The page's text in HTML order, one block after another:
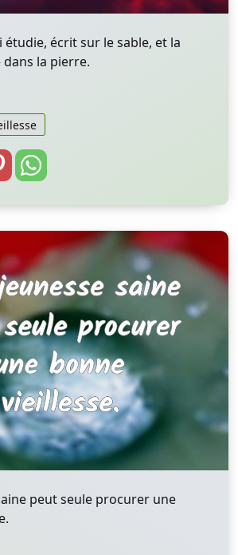
étudie, écrit sur le sable, et la
la pierre.
peut seule procurer une